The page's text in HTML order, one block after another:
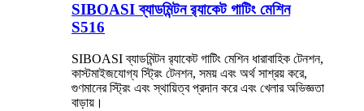
SIBOASI ব্যাডমিন্টন র‌্যাকেট গাটিং মেশিন
S516
SIBOASI ব্যাডমিন্টন র‌্যাকেট গাটিং মেশিন ধারাবাহিক টেনশন,
কাস্টমাইজযোগ্য স্ট্রিং টেনশন, সময় এবং অর্থ সাশ্রয় করে,
গুণমানের স্ট্রিং এবং স্থায়িত্ব প্রদান করে এবং খেলার অভিজ্ঞতা
বাড়ায়।